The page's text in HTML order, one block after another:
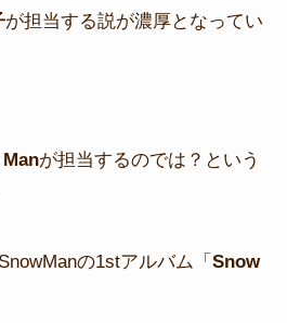
が担当する説が濃厚となってい
が担当するのでは？という
の1stアルバム「 Snow